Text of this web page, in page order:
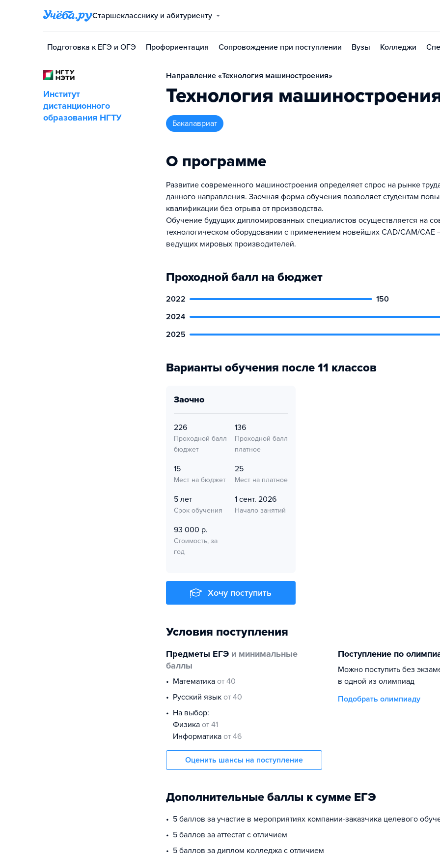
Старшекласснику и абитуриенту
Подготовка к ЕГЭ и ОГЭ Профориентация Сопровождение при поступлении Вузы Колледжи
Институт
дистанционного
образования НГТУ
Направление «Технология машиностроения»
Технология
бакалавриат
О программе
Развитие современного машиностроения определяет спрос на рынке
данного направления. Заочная форма обучения позволяет студентам
квалификации без отрыва от производства.
Обучение будущих дипломированных специалистов осуществляется на
технологическом оборудовании с применением новейших CAD/CAM/CAE
ведущих мировых производителей.
Проходной балл на бюджет
2022
150
2024
2025
Варианты обучения после 11 классов
заочно
226
Проходной балл
бюджет
136
Проходной балл
платное
15
Мест на бюджет
25
Мест на платное
5 лет
Срок обучения
1 сент. 2026
Начало занятий
93 000 р.
Стоимость, за
год
Хочу поступить
Условия поступления
Предметы ЕГЭ и минимальные
баллы
математика от 40
русский язык от 40
На выбор:
физика от 41
информатика от 46
Оценить шансы на поступление
Поступление по
Можно поступить без
в одной из олимпиад
Подобрать олимпиаду
Дополнительные баллы к сумме ЕГЭ
5 баллов за участие в мероприятиях компании-заказчика целевого
5 баллов за аттестат с отличием
5 баллов за диплом колледжа с отличием